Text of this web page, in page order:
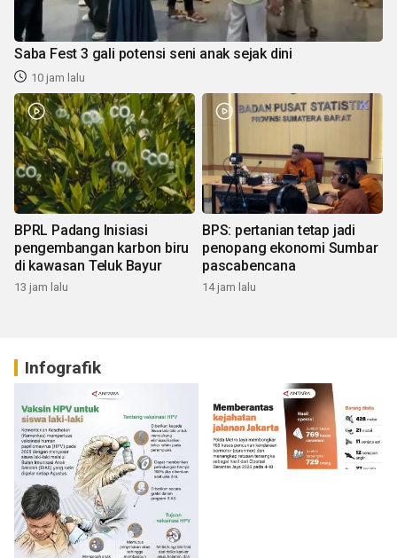
Saba Fest 3 gali potensi seni anak sejak dini
10 jam lalu
BPRL Padang Inisiasi
pengembangan karbon biru
di kawasan Teluk Bayur
13 jam lalu
BPS: pertanian tetap jadi
penopang ekonomi Sumbar
pascabencana
14 jam lalu
Infografik